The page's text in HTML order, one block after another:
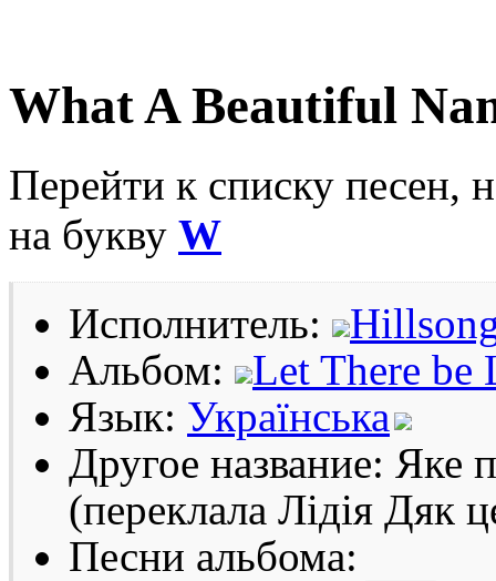
What A Beautiful
Перейти к списку песен,
на букву W
Исполнитель:
Альбом:
Let There be
Язык: Українська
Другое название: Яке
(переклала Лідія Дяк
Песни альбома: